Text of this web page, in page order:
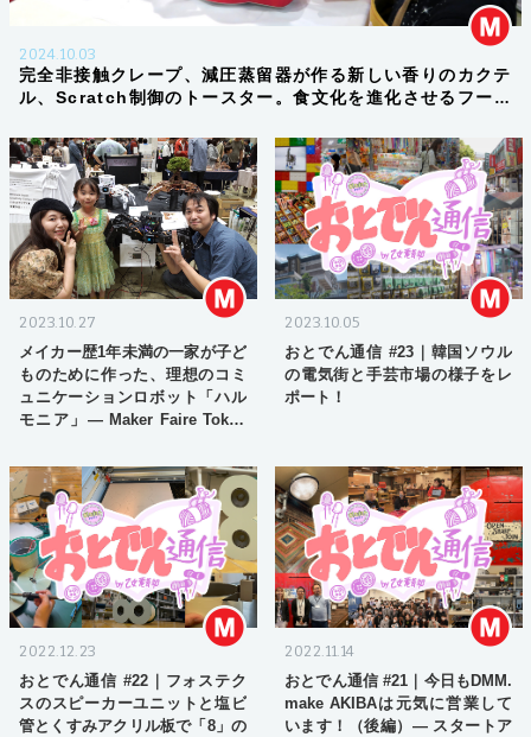
2024.10.03
完全非接触クレープ、減圧蒸留器が作る新しい香りのカクテ
ル、Scratch制御のトースター。食文化を進化させるフード
2023.10.27
メイカー歴1年未満の一家が子ど
ものために作った、理想のコミ
ュニケーションロボット「ハル
モニア」― Maker Faire Tokyo
2023.10.05
おとでん通信 #23｜韓国ソウル
の電気街と手芸市場の様子をレ
ポート！
2022.12.23
おとでん通信 #22｜フォステク
スのスピーカーユニットと塩ビ
管とくすみアクリル板で「8」の
2022.11.14
おとでん通信 #21｜今日もDMM.
make AKIBAは元気に営業して
います！（後編）— スタートア